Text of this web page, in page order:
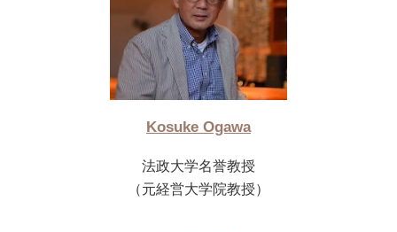
Kosuke Ogawa
法政大学名誉教授
（元経営大学院教授）